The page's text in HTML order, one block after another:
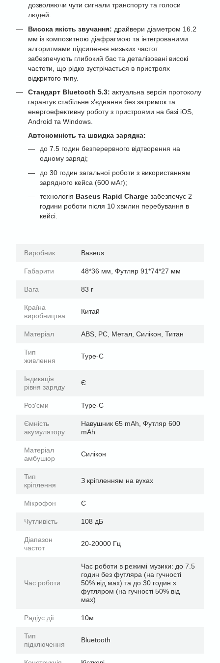
дозволяючи чути сигнали транспорту та голоси
людей.
Висока якість звучання: драйвери діаметром 16.2
мм із композитною діафрагмою та інтегрованими
алгоритмами підсилення низьких частот
забезпечують глибокий бас та деталізовані високі
частоти, що рідко зустрічається в пристроях
відкритого типу.
Стандарт Bluetooth 5.3: актуальна версія протоколу
гарантує стабільне з'єднання без затримок та
енергоефективну роботу з пристроями на базі iOS,
Android та Windows.
Автономність та швидка зарядка:
до 7.5 годин безперервного відтворення на
одному заряді;
до 30 годин загальної роботи з використанням
зарядного кейса (600 мАг);
технологія Baseus Rapid Charge забезпечує 2
години роботи після 10 хвилин перебування в
кейсі.
Виробник Baseus
Габарити 48*36 мм, Футляр 91*74*27 мм
Вага 83 г
Країна
виробництва
Китай
Матеріал ABS, PC, Метал, Силікон, Титан
Тип
живлення
Type-C
Індикація
рівня заряду
Є
Роз'єми Type-C
Ємність
акумулятору
Навушник 65 mAh, Футляр 600
mAh
Матеріал
амбушюр
Силікон
Тип
кріплення
З кріпленням на вухах
Мікрофон Є
Чутливість 108 дБ
Діапазон
частот
20-20000 Гц
Час роботи
Час роботи в режимі музики: до 7.5
годин без футляра (на гучності
50% від мах) та до 30 годин з
футляром (на гучності 50% від
мах)
Радіус дії 10м
Тип
підключення
Bluetooth